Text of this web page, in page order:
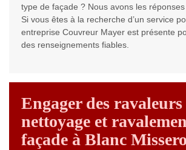
type de façade ? Nous avons les réponses
Si vous êtes à la recherche d’un service
entreprise Couvreur Mayer est présente
des renseignements fiables.
Engager des ravaleurs
nettoyage et
façade à Blanc